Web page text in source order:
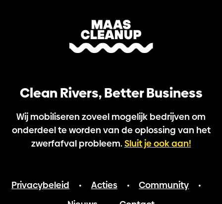
Clean Rivers, Better Business
Wij mobiliseren zoveel mogelijk bedrijven om
onderdeel te worden van de oplossing van het
zwerfafval probleem.Sluit je ook aan!
Privacybeleid • Acties • Community •